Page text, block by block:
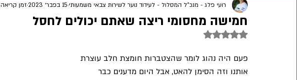
תזונה נכונה גיבושים ומיונים הכירו את היחידה
חמישה מחסומי ריצה שאתם יכולים לחסל
רועי פלג - מנכ"ל המסלול - לעידוד נוער לשירות צבאי משמעותי 15 בפבר׳ 2023 זמן קריאה 6 דקות
דירוג של NaN מתוך 5 כוכבים
פעם היה נהוג לומר שהצטברות חומצת חלב עוצרת
אותנו וזה הסימן להאט, אבל היום מדענים כבר